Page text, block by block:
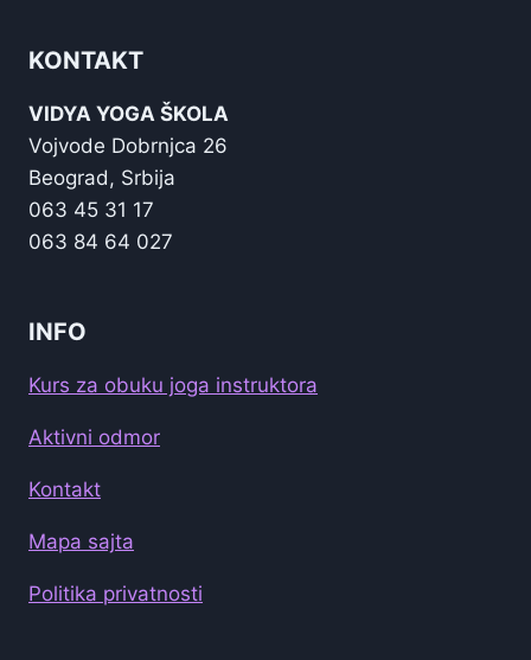
KONTAKT
VIDYA YOGA ŠKOLA
Vojvode Dobrnjca 26
Beograd, Srbija
063 45 31 17
063 84 64 027
INFO
Kurs za obuku joga instruktora
Aktivni odmor
Kontakt
Mapa sajta
Politika privatnosti